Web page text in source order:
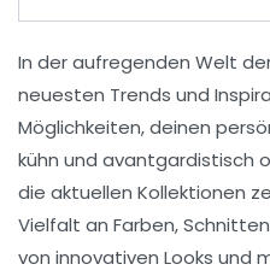
In der aufregenden Welt
neuesten Trends und
Möglichkeiten, deinen
kühn und avantgardistisch
die aktuellen Kollektionen
Vielfalt an Farben,Schnitten
von innovativen Looks und